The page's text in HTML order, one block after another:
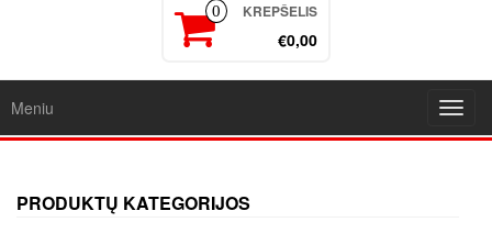
0 KREPŠELIS
€0,00
Meniu
PRODUKTŲ KATEGORIJOS